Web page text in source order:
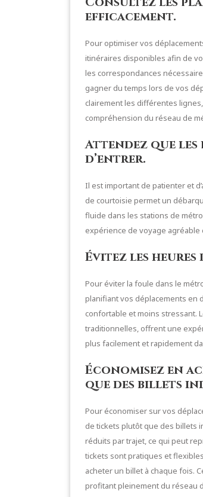
efficacement.
Pour optimiser vos
itinéraires disponibles afin de
les correspondances
gagner du temps lors de vos
clairement les différentes
compréhension du réseau de
Attendez que
d’entrer.
Il est important de patienter et
de courtoisie permet un
fluide dans les stations de
expérience de voyage
Évitez les
Pour éviter la foule dans le
planifiant vos déplacements en
confortable et moins stressant.
traditionnelles, offrent une
plus facilement et rapidement
Économisez en
que des billets
Pour économiser sur vos
de tickets plutôt que des billets
réduits par trajet, ce qui peut
tickets sont pratiques et
acheter un billet à chaque fois.
profitant pleinement du réseau